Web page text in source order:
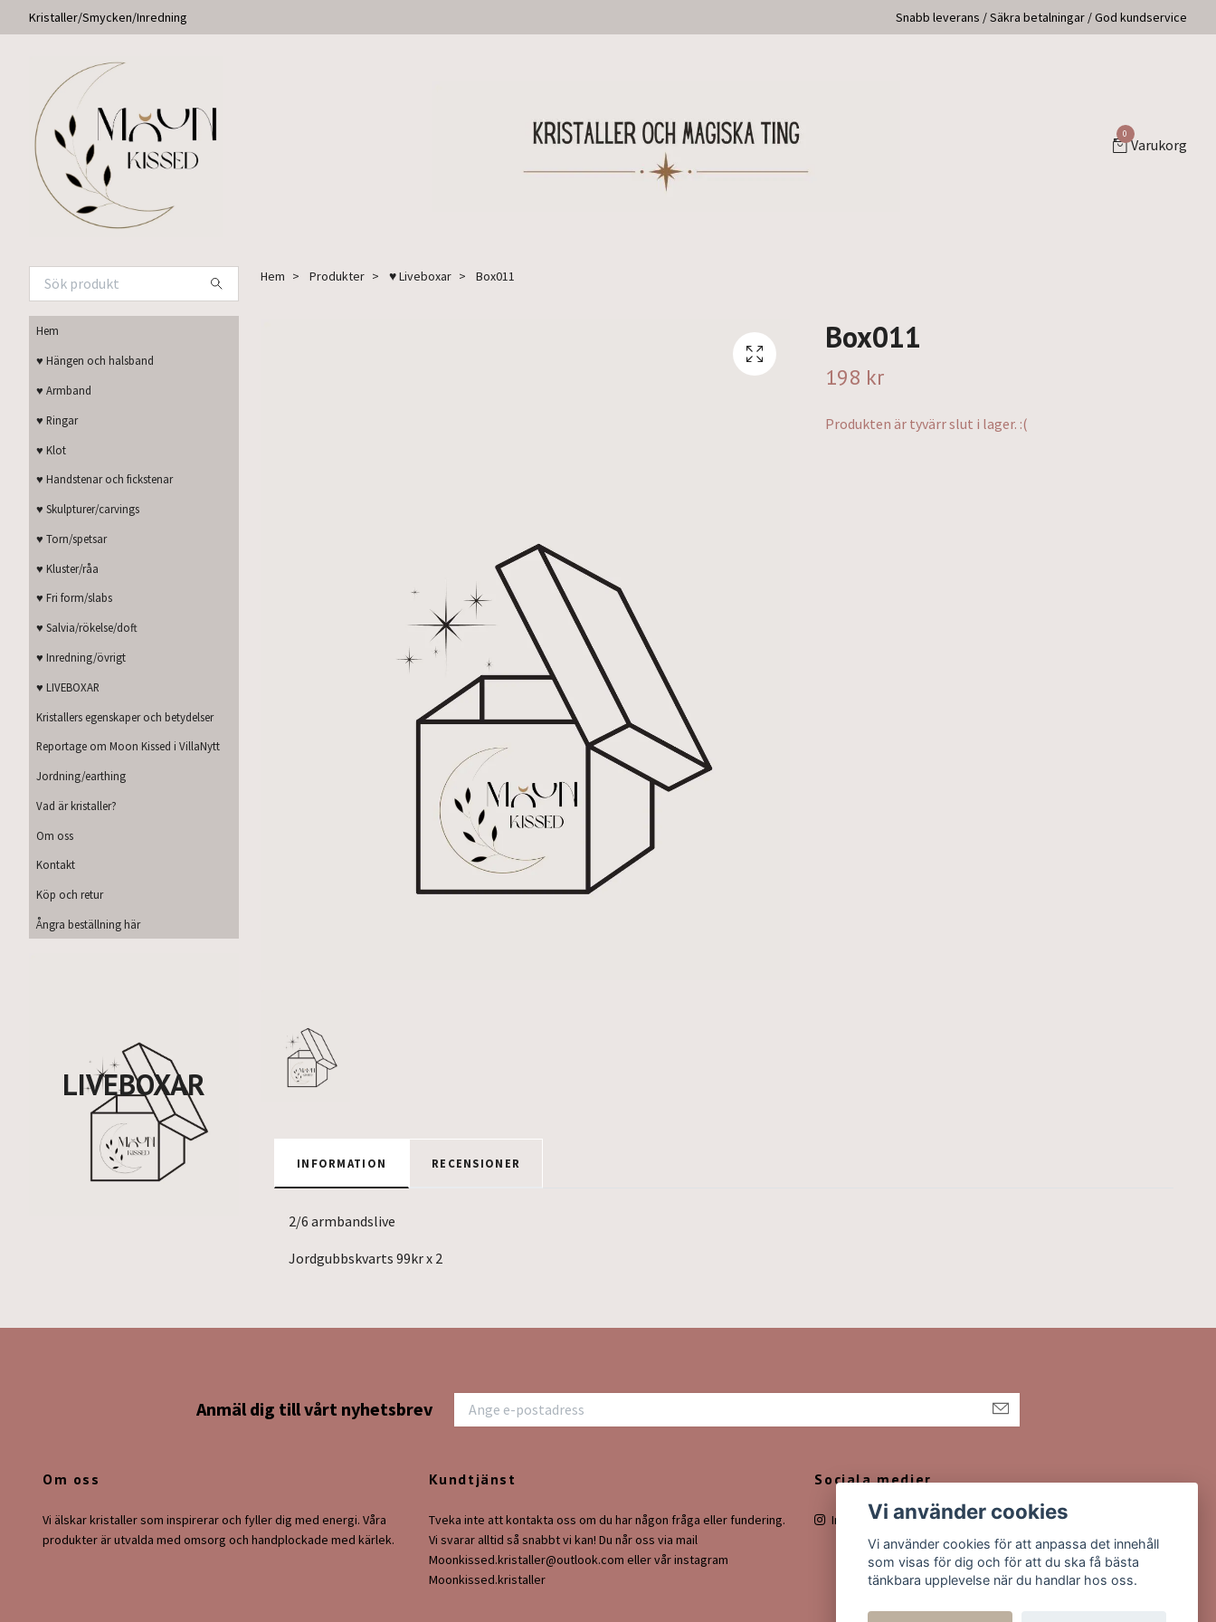
Kristaller/Smycken/Inredning Snabb leverans / Säkra betalningar / God kundservice
0
Varukorg
Hem
♥ Hängen och halsband
♥ Armband
♥ Ringar
♥ Klot
♥ Handstenar och fickstenar
♥ Skulpturer/carvings
♥ Torn/spetsar
♥ Kluster/råa
♥ Fri form/slabs
♥ Salvia/rökelse/doft
♥ Inredning/övrigt
♥ LIVEBOXAR
Kristallers egenskaper och betydelser
Reportage om Moon Kissed i VillaNytt
Jordning/earthing
Vad är kristaller?
Om oss
Kontakt
Köp och retur
Ångra beställning här
LIVEBOXAR
Hem Produkter ♥ Liveboxar Box011
Box011
198 kr
Produkten är tyvärr slut i lager. :(
INFORMATION RECENSIONER
2/6 armbandslive
Jordgubbskvarts 99kr x 2
Anmäl dig till vårt nyhetsbrev
Om oss
Vi älskar kristaller som inspirerar och fyller dig med energi. Våra
produkter är utvalda med omsorg och handplockade med kärlek.
Kundtjänst
Tveka inte att kontakta oss om du har någon fråga eller fundering.
Vi svarar alltid så snabbt vi kan! Du når oss via mail
Moonkissed.kristaller@outlook.com eller vår instagram
Moonkissed.kristaller
Sociala medier
InstagramVi använder cookies
Vi använder cookies för att anpassa det innehåll
som visas för dig och för att du ska få bästa
tänkbara upplevelse när du handlar hos oss.